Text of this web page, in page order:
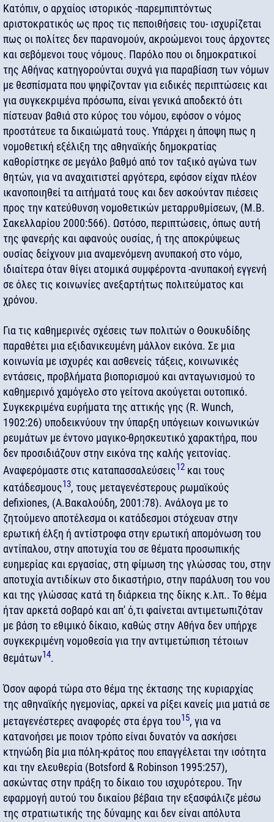
Κατόπιν, ο αρχαίος ιστορικός -παρεμπιπτόντως
αριστοκρατικός ως προς τις πεποιθήσεις του- ισχυρίζεται
πως οι πολίτες δεν παρανομούν, ακροώμενοι τους άρχοντες
και σεβόμενοι τους νόμους. Παρόλο που οι δημοκρατικοί
της Αθήνας κατηγορούνται συχνά για παραβίαση των νόμων
με θεσπίσματα που ψηφίζονταν για ειδικές περιπτώσεις και
για συγκεκριμένα πρόσωπα, είναι γενικά αποδεκτό ότι
πίστευαν βαθιά στο κύρος του νόμου, εφόσον ο νόμος
προστάτευε τα δικαιώματά τους. Υπάρχει η άποψη πως η
νομοθετική εξέλιξη της αθηναϊκής δημοκρατίας
καθορίστηκε σε μεγάλο βαθμό από τον ταξικό αγώνα των
θητών, για να αναχαιτιστεί αργότερα, εφόσον είχαν πλέον
ικανοποιηθεί τα αιτήματά τους και δεν ασκούνταν πιέσεις
προς την κατεύθυνση νομοθετικών μεταρρυθμίσεων, (Μ.Β.
Σακελλαρίου 2000:566). Ωστόσο, περιπτώσεις, όπως αυτή
της φανερής και αφανούς ουσίας, ή της αποκρύψεως
ουσίας δείχνουν μια αναμενόμενη ανυπακοή στο νόμο,
ιδιαίτερα όταν θίγει ατομικά συμφέροντα -ανυπακοή εγγενή
σε όλες τις κοινωνίες ανεξαρτήτως πολιτεύματος και
χρόνου.
Για τις καθημερινές σχέσεις των πολιτών ο Θουκυδίδης
παραθέτει μια εξιδανικευμένη μάλλον εικόνα. Σε μια
κοινωνία με ισχυρές και ασθενείς τάξεις, κοινωνικές
εντάσεις, προβλήματα βιοπορισμού και ανταγωνισμού το
καθημερινό χαμόγελο στο γείτονα ακούγεται ουτοπικό.
Συγκεκριμένα ευρήματα της αττικής γης (R. Wunch,
1902:26) υποδεικνύουν την ύπαρξη υπόγειων κοινωνικών
ρευμάτων με έντονο μαγικο-θρησκευτικό χαρακτήρα, που
δεν προσιδιάζουν στην εικόνα της καλής γειτονίας.
Αναφερόμαστε στις καταπασσαλεύσεις12 και τους
κατάδεσμους13, τους μεταγενέστερους ρωμαϊκούς
defixiones, (Α.Βακαλούδη, 2001:78). Ανάλογα με το
ζητούμενο αποτέλεσμα οι κατάδεσμοι στόχευαν στην
ερωτική έλξη ή αντίστροφα στην ερωτική απομόνωση του
αντίπαλου, στην αποτυχία του σε θέματα προσωπικής
ευημερίας και εργασίας, στη φίμωση της γλώσσας του, στην
αποτυχία αντιδίκων στο δικαστήριο, στην παράλυση του νου
και της γλώσσας κατά τη διάρκεια της δίκης κ.λπ.. Το θέμα
ήταν αρκετά σοβαρό και απ' ό,τι φαίνεται αντιμετωπιζόταν
με βάση το εθιμικό δίκαιο, καθώς στην Αθήνα δεν υπήρχε
συγκεκριμένη νομοθεσία για την αντιμετώπιση τέτοιων
θεμάτων14.
Όσον αφορά τώρα στο θέμα της έκτασης της κυριαρχίας
της αθηναϊκής ηγεμονίας, αρκεί να ρίξει κανείς μια ματιά σε
μεταγενέστερες αναφορές στα έργα του15, για να
κατανοήσει με ποιον τρόπο είναι δυνατόν να ασκήσει
κτηνώδη βία μια πόλη-κράτος που επαγγέλεται την ισότητα
και την ελευθερία (Βotsford & Robinson 1995:257),
ασκώντας στην πράξη το δίκαιο του ισχυρότερου. Την
εφαρμογή αυτού του δικαίου βέβαια την εξασφάλιζε μέσω
της στρατιωτικής της δύναμης και δεν είναι απόλυτα